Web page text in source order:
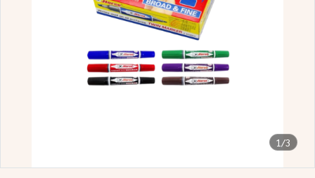
1/3